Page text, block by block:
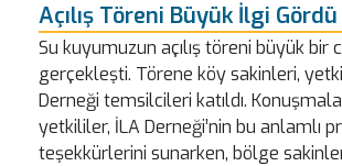
Açılış Töreni Büyük İlgi Gördü
Su kuyumuzun açılış töreni büyük bir
gerçekleşti. Törene köy sakinleri,
Derneği temsilcileri katıldı.
yetkililer, İLA Derneği’nin bu anlamlı
teşekkürlerini sunarken, bölge